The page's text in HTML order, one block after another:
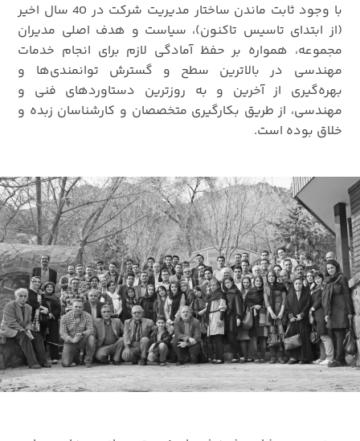
با وجود ثابت ماندن ساختار مدیریت شرکت در 40 سال اخیر
(از ابتدای تاسیس تاکنون)، سیاست و هدف اصلی مدیران
مجموعه، همواره بر حفظ آمادگی لازم برای انجام خدمات
مهندسی در بالاترین سطح و گسترش توانمندی‌ها و
بهره‌گیری از آخرین و به روزترین دستاوردهای فنی و
مهندسی، از طریق بکارگیری متخصصان و کارشناسان زبده و
خلاق بوده است.